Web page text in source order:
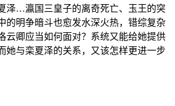
泽…瀛国三皇子的离奇死亡、玉王的突
的明争暗斗也愈发水深火热，错综复杂
云卿应当如何面对？系统又能给她提供
她与栾夏泽的关系，又该怎样更进一步